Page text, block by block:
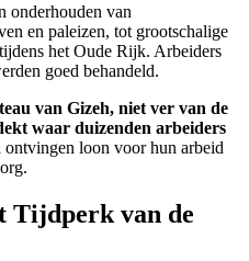
onderhouden van
en paleizen, tot grootschalige
het Oude Rijk. Arbeiders
goed behandeld.
van Gizeh, niet ver van de
waar duizenden arbeiders
ontvingen loon voor hun arbeid
Tijdperk van de